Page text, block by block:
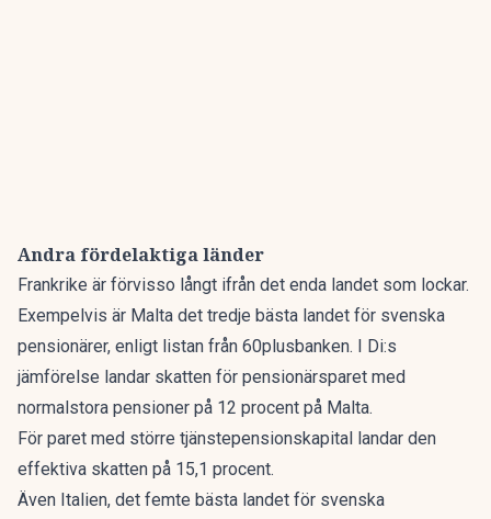
Andra fördelaktiga länder
Frankrike är förvisso långt ifrån det enda landet som lockar.
Exempelvis är Malta det tredje bästa landet för svenska
pensionärer, enligt listan från 60plusbanken. I Di:s
jämförelse landar skatten för pensionärsparet med
normalstora pensioner på 12 procent på Malta.
För paret med större tjänstepensionskapital landar den
effektiva skatten på 15,1 procent.
Även Italien, det femte bästa landet för svenska